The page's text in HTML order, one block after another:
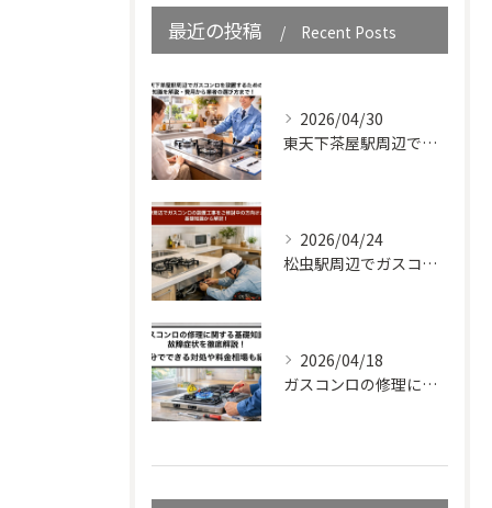
最近の投稿 Recent Posts
2026/04/30
東天下茶屋駅周辺でガスコンロを設置するための知識を解説・費用から業者の選び方まで！
2026/04/24
松虫駅周辺でガスコンロの設置工事をご検討中の方向けガイド｜基礎知識から解説！
2026/04/18
ガスコンロの修理に関する基礎知識と故障症状を徹底解説！自分でできる対処や料金相場も紹介